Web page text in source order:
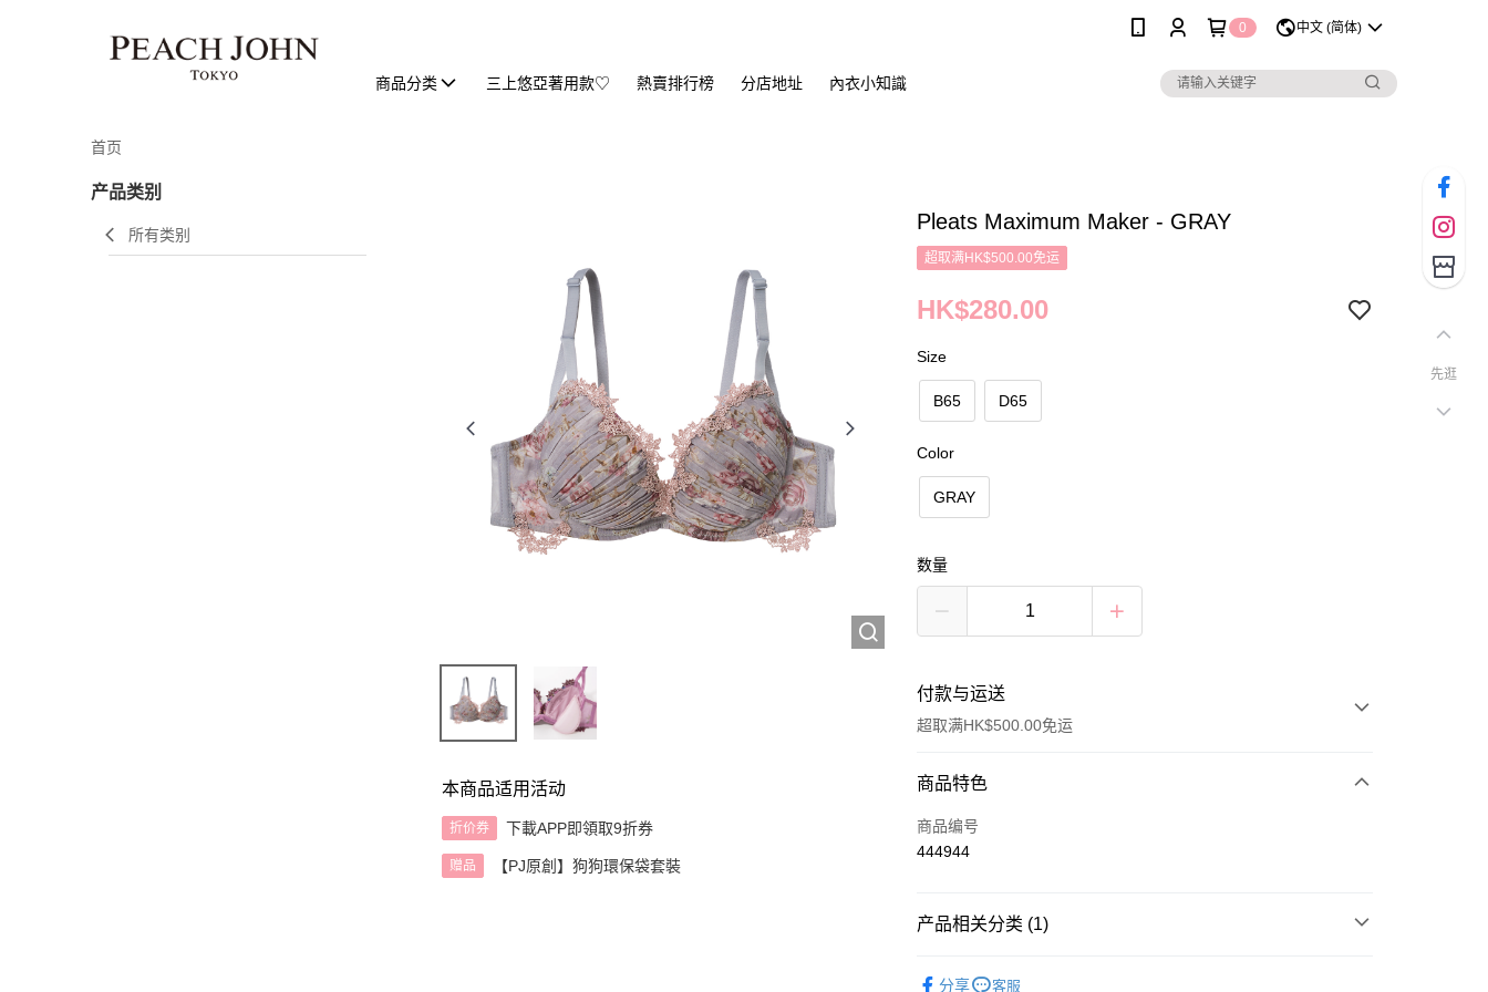
0 中文 (简体)
商品分类 三上悠亞著用款♡ 熱賣排行榜 分店地址 內衣小知識
首页
产品类别
所有类别
本商品适用活动
折价券 下載APP即領取9折券
赠品 【PJ原創】狗狗環保袋套裝
Pleats Maximum Maker - GRAY
超取满HK$500.00免运
HK$280.00
Size
B65 D65
Color
GRAY
数量
付款与运送
超取满HK$500.00免运
付款方式
信用卡
运送方式
付款後順豐自助櫃
商品特色
商品编号
444944
产品相关分类 (1)
分享
客服
先逛